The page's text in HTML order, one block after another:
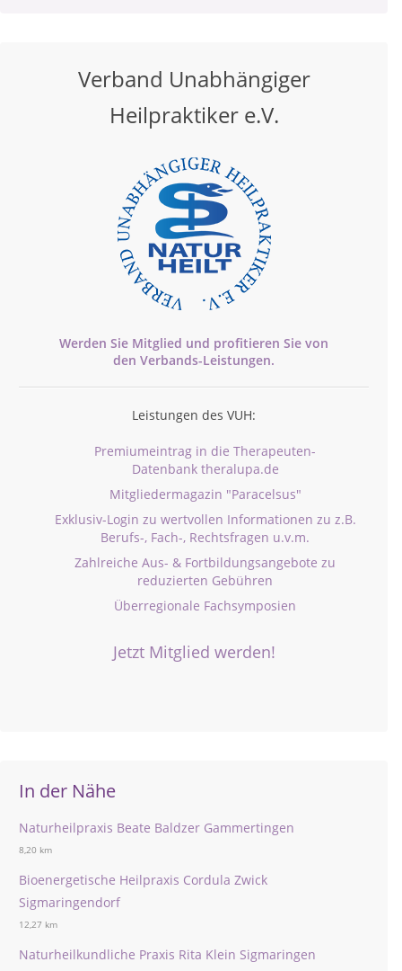
Verband Unabhängiger
Heilpraktiker e.V.
Werden Sie Mitglied und profitieren Sie von
den Verbands-Leistungen.
Leistungen des VUH:
Premiumeintrag in die Therapeuten-
Datenbank theralupa.de
Mitgliedermagazin "Paracelsus"
Exklusiv-Login zu wertvollen Informationen zu z.B.
Berufs-, Fach-, Rechtsfragen u.v.m.
Zahlreiche Aus- & Fortbildungsangebote zu
reduzierten Gebühren
Überregionale Fachsymposien
Jetzt Mitglied werden!
In der Nähe
Naturheilpraxis Beate Baldzer Gammertingen
8,20 km
Bioenergetische Heilpraxis Cordula Zwick
Sigmaringendorf
12,27 km
Naturheilkundliche Praxis Rita Klein Sigmaringen